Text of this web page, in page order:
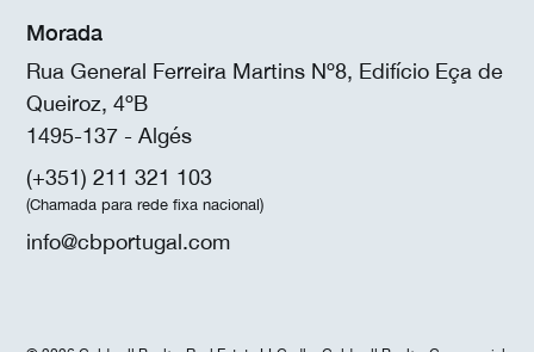
Morada
Rua General Ferreira Martins Nº8, Edifício Eça de
Queiroz, 4ºB
1495-137 - Algés
(+351) 211 321 103
(Chamada para rede fixa nacional)
info@cbportugal.com